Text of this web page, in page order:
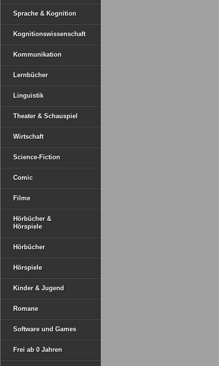
Sprache & Kognition
Kognitionswissenschaft
Kommunikation
Lernbücher
Linguistik
Theater & Schauspiel
Wirtschaft
Science-Fiction
Comic
Filme
Hörbücher &
Hörspiele
Hörbücher
Hörspiele
Kinder & Jugend
Romane
Software und Games
Frei ab 0 Jahren